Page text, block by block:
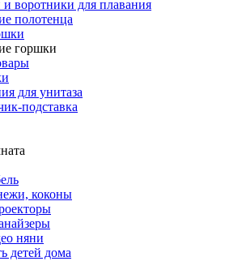
воротники для плавания
полотенца
горшки
для унитаза
подставка
коконы
няни
детей дома